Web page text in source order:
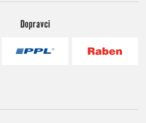
Dopravci